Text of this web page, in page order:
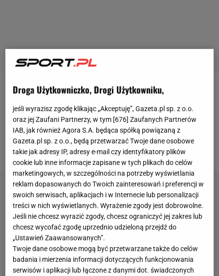
Patryk Hebel był zawodnikiem sztukwalki
rywalizującym w kick-boxingu w formule K1. W
przeszłości rywalizował na galach Krwawy Sport,
Octagon: No mercy czy Wotore, później przeszedł do
organizacji SilesianMMA.
Droga Użytkowniczko, Drogi Użytkowniku,
jeśli wyrazisz zgodę klikając „Akceptuję”, Gazeta.pl sp. z o.o.
oraz jej Zaufani Partnerzy, w tym [676] Zaufanych Partnerów
IAB, jak również Agora S.A. będąca spółką powiązaną z
Gazeta.pl sp. z o.o., będą przetwarzać Twoje dane osobowe
takie jak adresy IP, adresy e-mail czy identyfikatory plików
cookie lub inne informacje zapisane w tych plikach do celów
marketingowych, w szczególności na potrzeby wyświetlania
reklam dopasowanych do Twoich zainteresowań i preferencji w
swoich serwisach, aplikacjach i w Internecie lub personalizacji
treści w nich wyświetlanych. Wyrażenie zgody jest dobrowolne.
Jeśli nie chcesz wyrazić zgody, chcesz ograniczyć jej zakres lub
chcesz wycofać zgodę uprzednio udzieloną przejdź do
„Ustawień Zaawansowanych”.
Twoje dane osobowe mogą być przetwarzane także do celów
badania i mierzenia informacji dotyczących funkcjonowania
serwisów i aplikacji lub łączone z danymi dot. świadczonych